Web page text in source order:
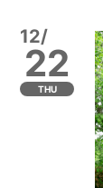
12/
22
THU